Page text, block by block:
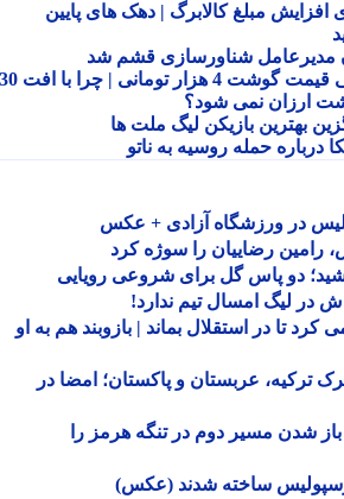
مبلغ کالابرگ | دهک های پایین
شناورسازی قشم شد
ماجرای جهش میلیونی قیمت گوشت 4 هزار تومانی | چرا با افت 30
نمی شود؟
بازیکن لیگ ملت ها
حمله روسیه به ناتو
در ورزشگاه آزادی + عکس
رضاییان را سوژه کرد
دو پاس گل برای شروعی رویایی
لیگ امسال تیم ندارد!
تا در استقلال بماند | بازوبند هم به او
عربستان و پاکستان؛ امضا در
مسیر دوم در تنگه هرمز را
ساخته شدند (عکس)